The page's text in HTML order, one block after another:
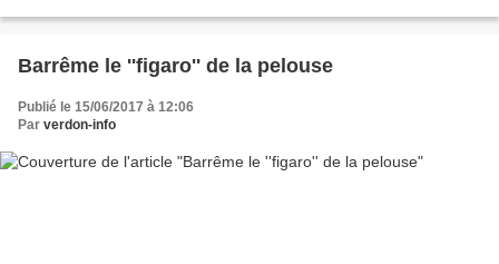
Barrême le ''figaro'' de la pelouse
Publié le 15/06/2017 à 12:06
Par verdon-info